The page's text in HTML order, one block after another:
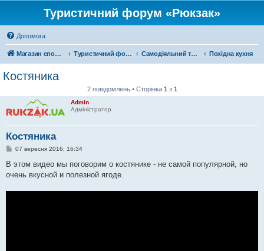
Туристичний форум «Рюкзак»
Допомога
Магазин спорядження Туристичний форум «Рюкзак» Самодіяльний туризм Похідна кухня
Костяника
2 повідомлень • Сторінка 1 з 1
Admin
Адміністратор
Костяника
П
в
д
м
07 вересня 2016, 16:34
В этом видео мы поговорим о костянике - не самой популярной, но
очень вкусной и полезной ягоде.